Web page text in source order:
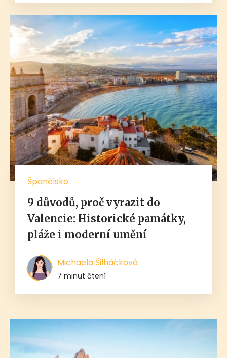
Španělsko
9 důvodů, proč vyrazit do
Valencie: Historické památky,
pláže i moderní umění
Michaela Šilháčková
7 minut čtení